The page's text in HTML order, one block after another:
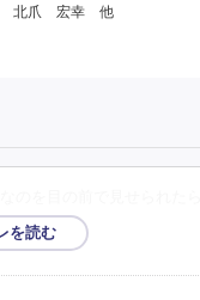
北爪 宏幸 他